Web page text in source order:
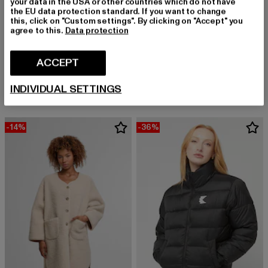
JACK1T
R3D SLICK PRIME
EUR 287,99
Derzeitiger Preis: EUR 287,99
EUR 319,99Aktionspreis: EUR 319,99
-14% -36%
the EU data protection standard. If you want to change
this, click on "Custom settings". By clicking on "Accept" you
agree to this. Data protection
ACCEPT
INDIVIDUAL SETTINGS